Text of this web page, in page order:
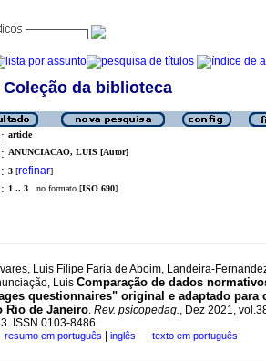
Coleção da biblioteca
article
ANUNCIACAO, LUIS [Autor]
3 [refinar]
1 .. 3 no formato [ISO 690]
Luis Filipe Faria de Aboim, Landeira-
Luis Comparação de dados
questionnaires" original e adaptado para
Rio de Janeiro. Rev. psicopedag., Dez 2021,
ISSN 0103-8486
· resumo em português inglês · texto em português